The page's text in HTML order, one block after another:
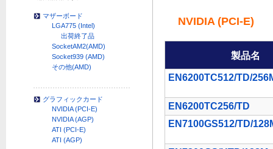
NVIDIA (PCI-E)
製品名
EN6200TC512/TD/
EN6200TC256/TD
EN7100GS512/TD/
マザーボード
LGA775 (Intel)
出荷終了品
SocketAM2(AMD)
Socket939 (AMD)
その他(AMD)
グラフィックカード
NVIDIA (PCI-E)
NVIDIA (AGP)
ATI (PCI-E)
ATI (AGP)